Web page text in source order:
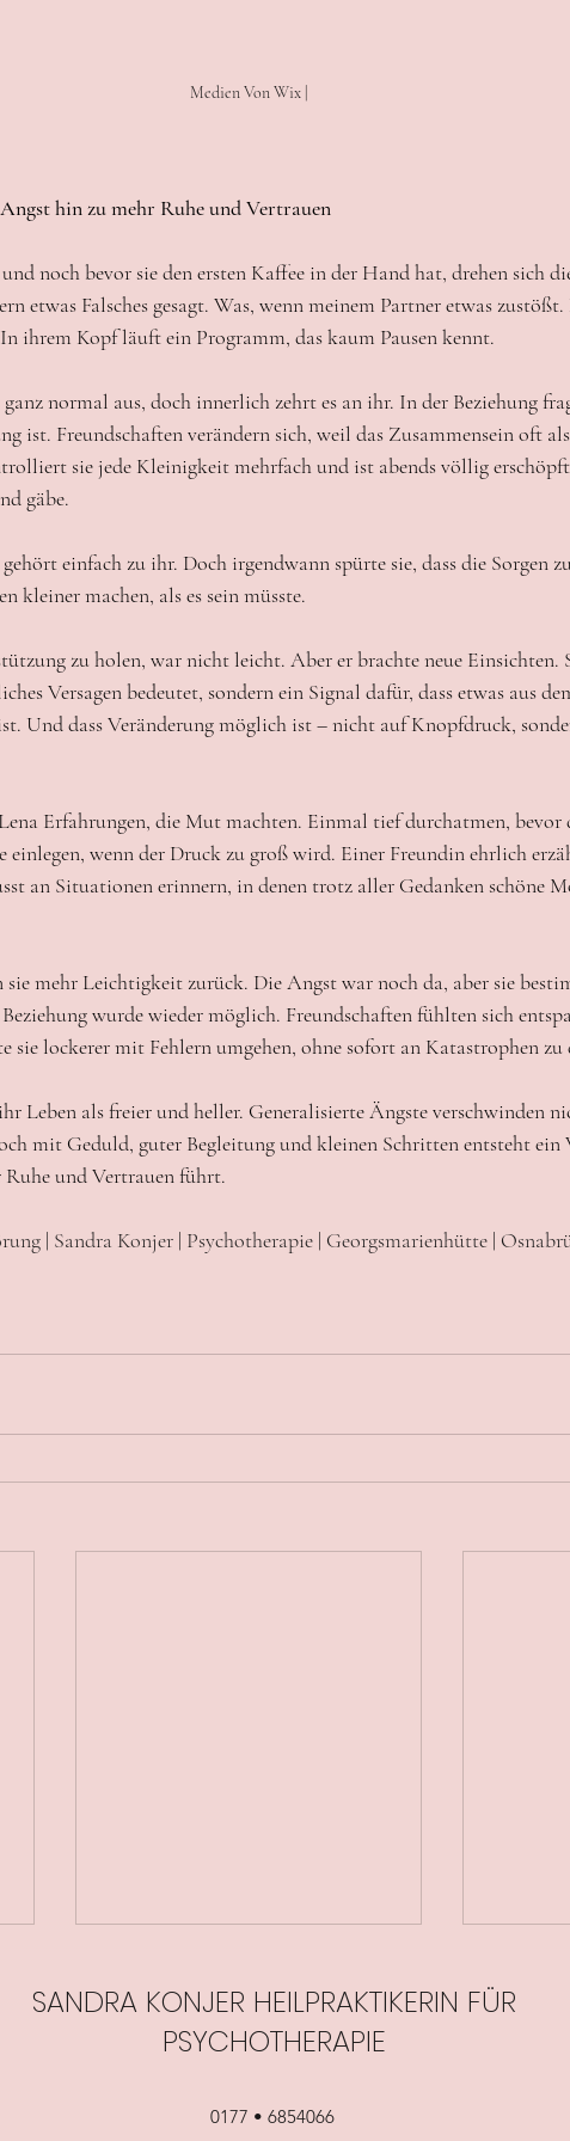
Medien Von Wix |
hin zu mehr Ruhe und Vertrauen
noch bevor sie den ersten Kaffee in der Hand hat, drehen sich
etwas Falsches gesagt. Was, wenn meinem Partner etwas
ihrem Kopf läuft ein Programm, das kaum Pausen kennt.
normal aus, doch innerlich zehrt es an ihr. In der Beziehung
ist. Freundschaften verändern sich, weil das Zusammensein oft
sie jede Kleinigkeit mehrfach und ist abends völlig erschöpft
gäbe.
einfach zu ihr. Doch irgendwann spürte sie, dass die Sorgen
kleiner machen, als es sein müsste.
zu holen, war nicht leicht. Aber er brachte neue Einsichten.
Versagen bedeutet, sondern ein Signal dafür, dass etwas aus
Und dass Veränderung möglich ist – nicht auf Knopfdruck,
Erfahrungen, die Mut machten. Einmal tief durchatmen, bevor
einlegen, wenn der Druck zu groß wird. Einer Freundin ehrlich
an Situationen erinnern, in denen trotz aller Gedanken schöne
sie mehr Leichtigkeit zurück. Die Angst war noch da, aber sie
wurde wieder möglich. Freundschaften fühlten sich
sie lockerer mit Fehlern umgehen, ohne sofort an Katastrophen zu
Leben als freier und heller. Generalisierte Ängste verschwinden
mit Geduld, guter Begleitung und kleinen Schritten entsteht ein
und Vertrauen führt.
| Sandra Konjer | Psychotherapie | Georgsmarienhütte |
SANDRA KONJER HEILPRAKTIKERIN FÜR
PSYCHOTHERAPIE
0177 • 6854066